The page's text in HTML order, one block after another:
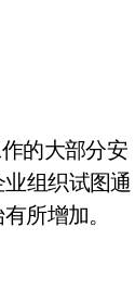
的大部分安
组织试图通
所增加。